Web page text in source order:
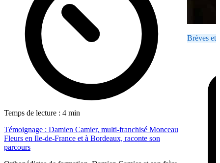
Temps de lecture : 4 min
Témoignage : Damien Camier, multi-franchisé Monceau
Fleurs en Ile-de-France et à Bordeaux, raconte son
parcours
Brèves et